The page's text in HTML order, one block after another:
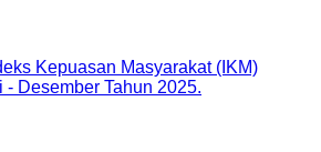
Kepuasan Masyarakat (IKM)
- Desember Tahun 2025.